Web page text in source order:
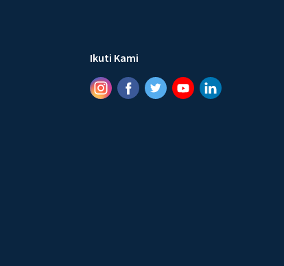
Ikuti Kami